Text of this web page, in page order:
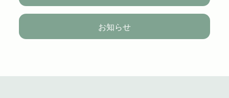
お知らせ